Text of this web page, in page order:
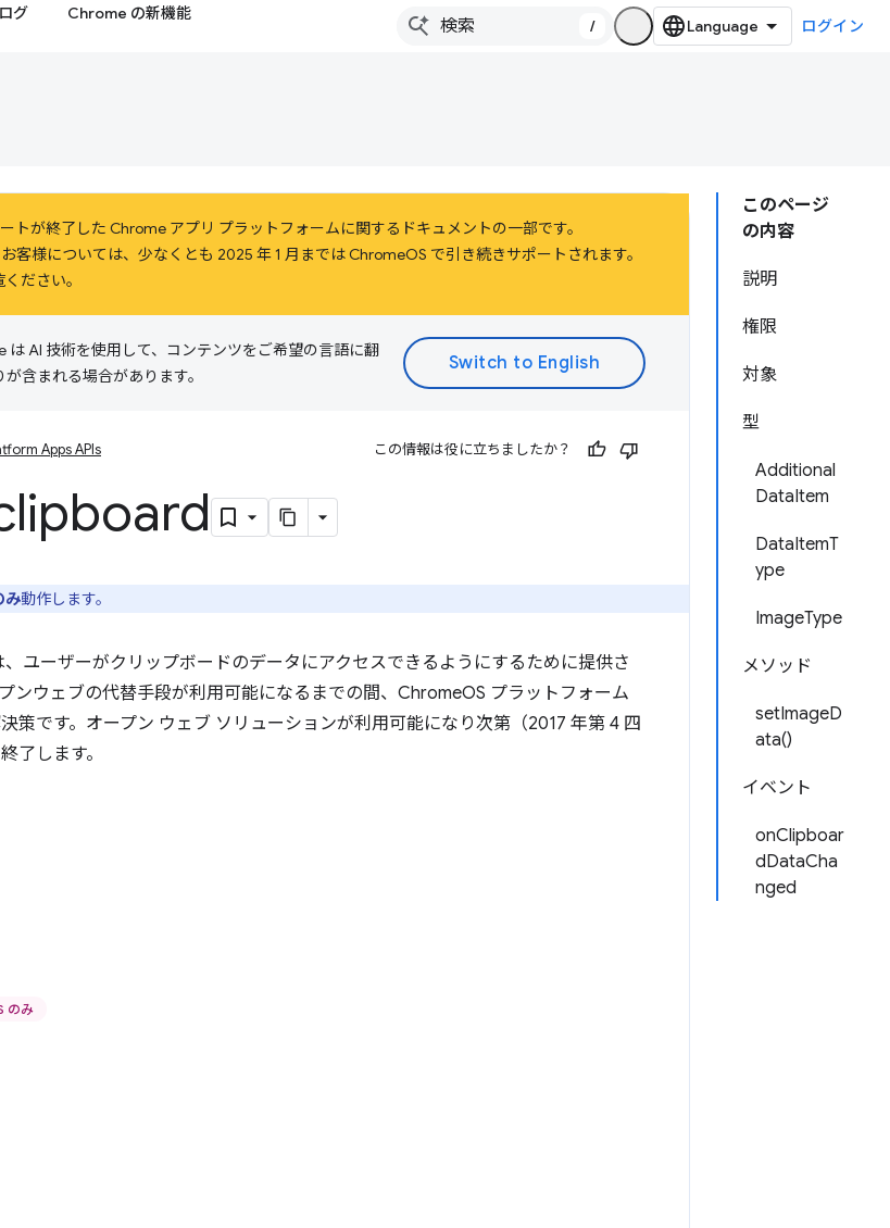
グ Chrome の新機能
/ ログイン
このページ
の内容
説明
権限
対象
型
Additional
DataItem
DataItemT
ype
ImageType
メソッド
setImageD
ata()
イベント
onClipboar
dDataCha
nged
トが終了した Chrome アプリ プラットフォームに関するドキュメントの一部です。
客様については、少なくとも 2025 年 1 月までは ChromeOS で引き続きサポートされます。
ださい。
は AI 技術を使用して、コンテンツをご希望の言語に翻
含まれる場合があります。
Apps APIs この情報は役に立ちましたか？
み動作します。
、ユーザーがクリップボードのデータにアクセスできるようにするために提供さ
ンウェブの代替手段が利用可能になるまでの間、ChromeOS プラットフォーム
策です。オープン ウェブ ソリューションが利用可能になり次第（2017 年第 4 四
了します。
のみ